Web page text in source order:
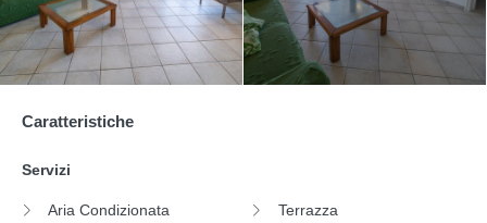
Caratteristiche
Servizi
Aria Condizionata Terrazza